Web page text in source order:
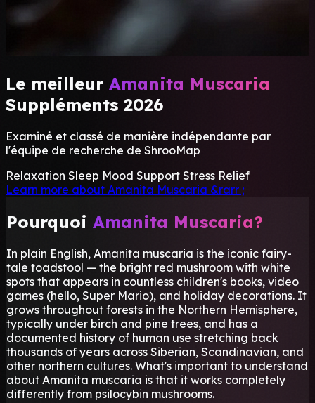
Le meilleur Amanita Muscaria
Suppléments 2026
Examiné et classé de manière indépendante par
l'équipe de recherche de ShrooMap
Relaxation Sleep Mood Support Stress Relief
Learn more about Amanita Muscaria &rarr ;
Pourquoi Amanita Muscaria?
In plain English, Amanita muscaria is the iconic fairy-
tale toadstool — the bright red mushroom with white
spots that appears in countless children's books, video
games (hello, Super Mario), and holiday decorations. It
grows throughout forests in the Northern Hemisphere,
typically under birch and pine trees, and has a
documented history of human use stretching back
thousands of years across Siberian, Scandinavian, and
other northern cultures. What's important to understand
about Amanita muscaria is that it works completely
differently from psilocybin mushrooms.